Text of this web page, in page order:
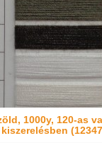
1000y, 120-as
kiszerelésben